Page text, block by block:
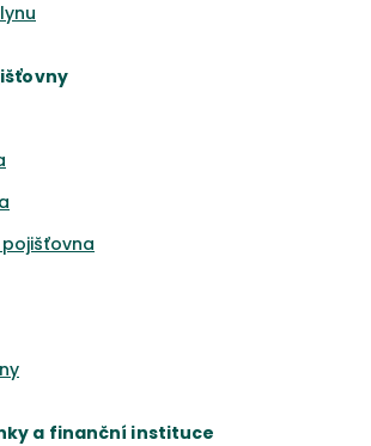
a finanční instituce